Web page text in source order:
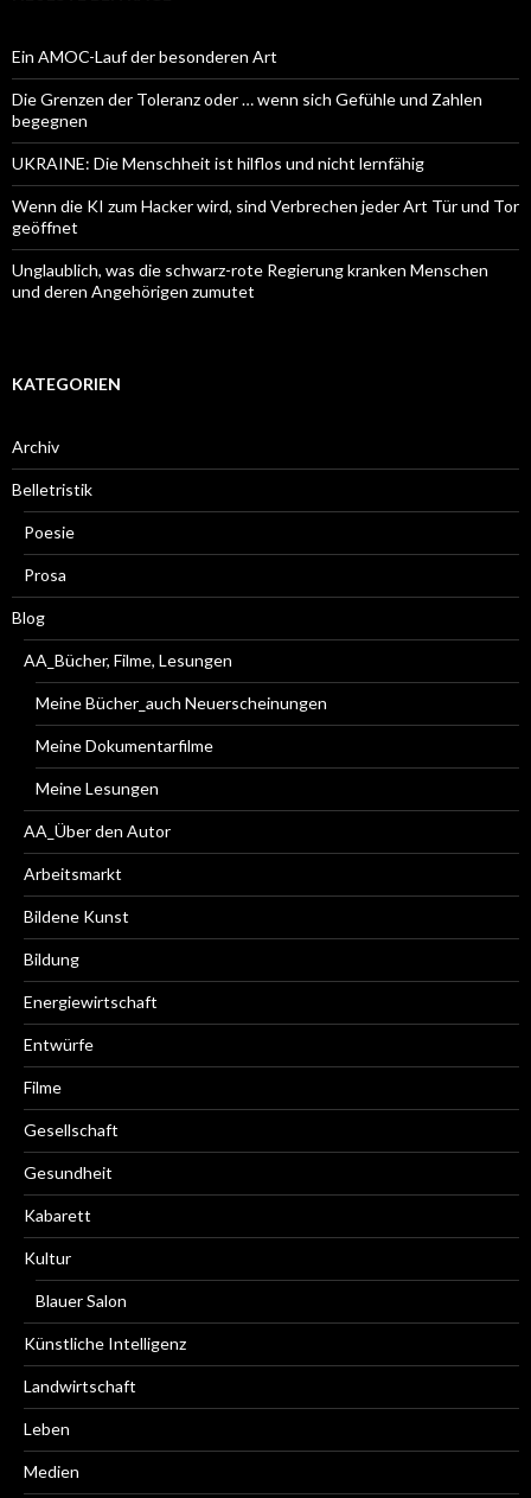
Ein AMOC-Lauf der besonderen Art
Die Grenzen der Toleranz oder … wenn sich Gefühle und Zahlen
begegnen
UKRAINE: Die Menschheit ist hilflos und nicht lernfähig
Wenn die KI zum Hacker wird, sind Verbrechen jeder Art Tür und Tor
geöffnet
Unglaublich, was die schwarz-rote Regierung kranken Menschen
und deren Angehörigen zumutet
KATEGORIEN
Archiv
Belletristik
Poesie
Prosa
Blog
AA_Bücher, Filme, Lesungen
Meine Bücher_auch Neuerscheinungen
Meine Dokumentarfilme
Meine Lesungen
AA_Über den Autor
Arbeitsmarkt
Bildene Kunst
Bildung
Energiewirtschaft
Entwürfe
Filme
Gesellschaft
Gesundheit
Kabarett
Kultur
Blauer Salon
Künstliche Intelligenz
Landwirtschaft
Leben
Medien